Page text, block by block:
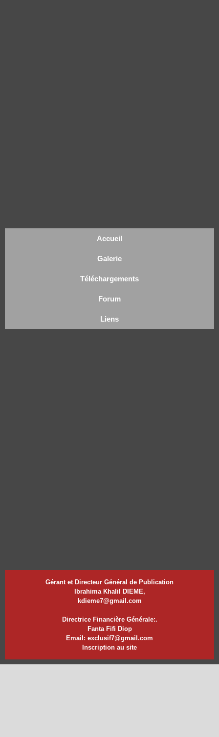
Accueil
Galerie
Téléchargements
Forum
Liens
Gérant et Directeur Général de Publication
Ibrahima Khalil DIEME,
kdieme7@gmail.com
Directrice Financière Générale:.
Fanta Fifi Diop
Email: exclusif7@gmail.com
Inscription au site